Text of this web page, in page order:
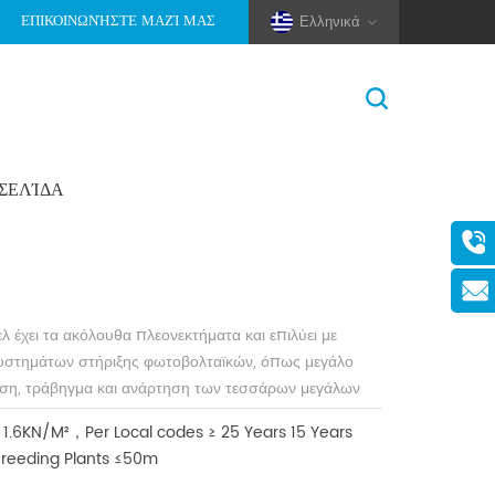
Ελληνικά
ΕΠΙΚΟΙΝΩΝΉΣΤΕ ΜΑΖΊ ΜΑΣ
τα ακόλουθα πλεονεκτήματα και επιλύει με
στήριξης φωτοβολταϊκών, όπως μεγάλο
τράβηγμα και ανάρτηση των τεσσάρων μεγάλων
τρόπο υποστήριξης της κατανεμημένης
1.6KN/M²，Per Local codes ≥ 25 Years15 Years
Plants ≤50m